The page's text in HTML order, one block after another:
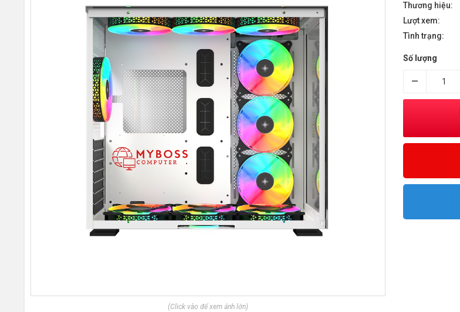
(Click vào để xem ảnh lớn)
Thương hiệu:
Lượt xem:
Tình trạng:
Số lượng
–